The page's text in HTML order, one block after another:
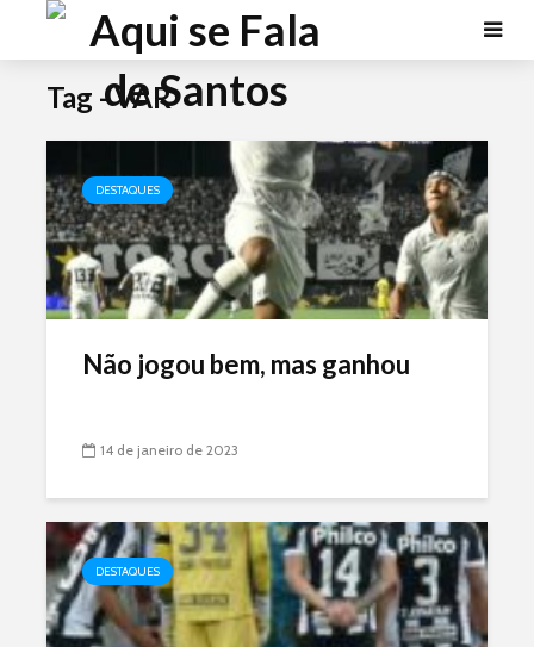
Tag - VAR
DESTAQUES
Não jogou bem, mas ganhou
14 de janeiro de 2023
DESTAQUES